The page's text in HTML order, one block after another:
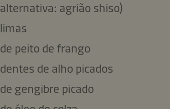
alternativa: agrião shiso)
limas
de peito de frango
dentes de alho picados
de gengibre picado